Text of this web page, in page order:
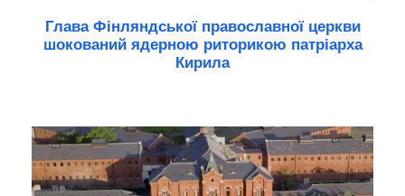
Глава Фінляндської православної церкви
шокований ядерною риторикою патріарха
Кирила